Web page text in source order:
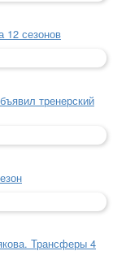
12 сезонов
тренерский
Трансферы 4